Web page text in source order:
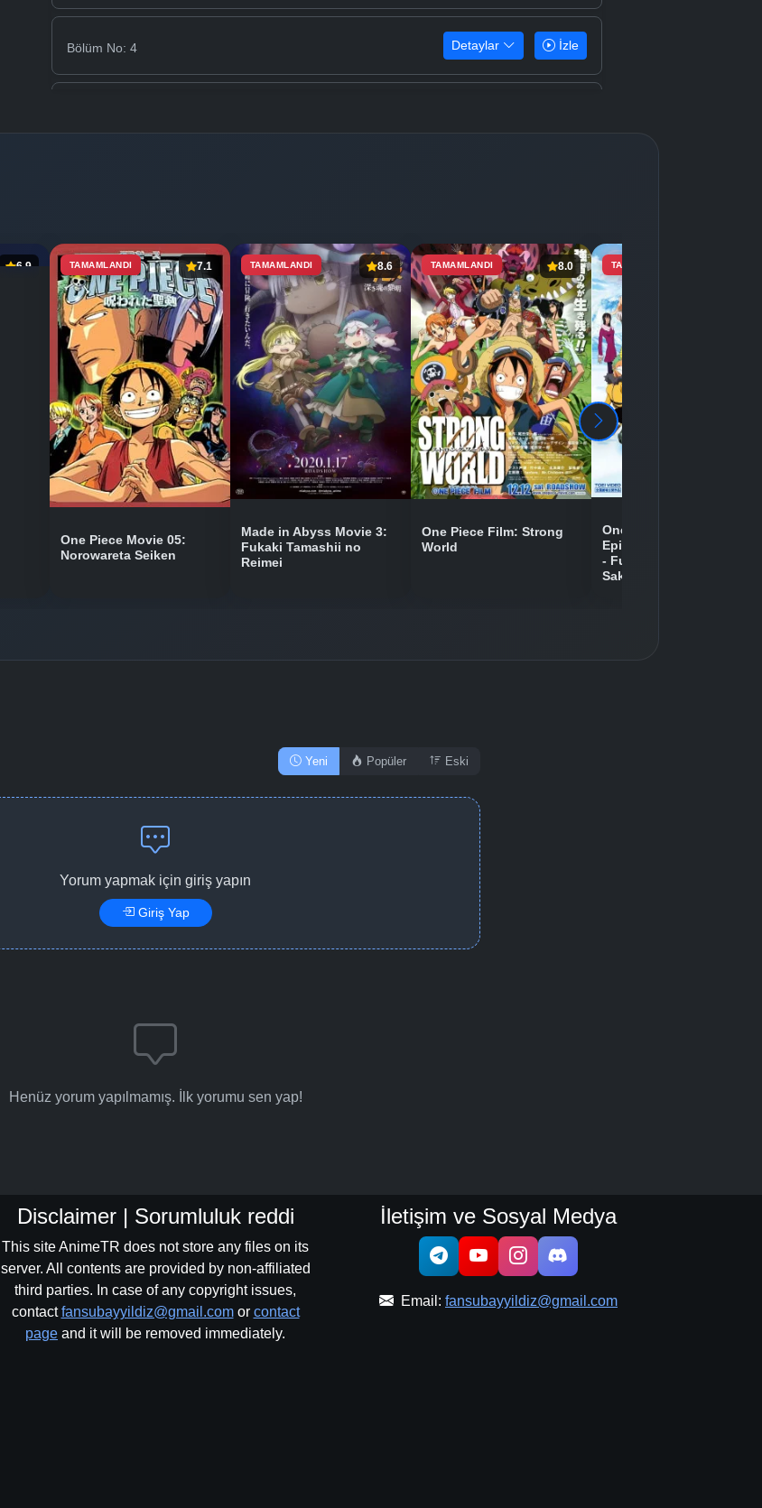
Bölüm No: 4 Detaylar İzle
Bölüm No: 7 Detaylar İzle
Bölüm No: 8 Detaylar İzle
Bölüm No: 9 Detaylar İzle
Bölüm No: 10 Detaylar İzle
Bölüm No: 11
6.9 TAMAMLANDI 7.1
One Piece Movie 05:
Norowareta Seiken
TAMAMLANDI 8.6
Made in Abyss Movie 3:
Fukaki Tamashii no
Reimei
TAMAMLANDI 8.0
One Piece Film: Strong
World
TAMAMLANDI
One Piece Movie 09:
Episode of Chopper Plus
- Fuyu ni Saku, Kiseki no
Sakura
Yeni Popüler Eski
Yorum yapmak için giriş yapın
Giriş Yap
Henüz yorum yapılmamış. İlk yorumu sen yap!
Disclaimer | Sorumluluk reddi
This site AnimeTR does not store any files on its
server. All contents are provided by non-affiliated
third parties. In case of any copyright issues,
contactfansubayyildiz@gmail.comor contact
page and it will be removed immediately.
İletişim ve Sosyal Medya
Email: fansubayyildiz@gmail.com